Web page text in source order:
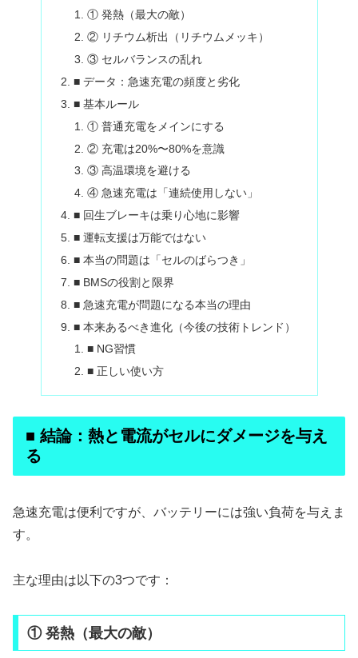
① 発熱（最大の敵）
② リチウム析出（リチウムメッキ）
③ セルバランスの乱れ
■ データ：急速充電の頻度と劣化
■ 基本ルール
① 普通充電をメインにする
② 充電は20%〜80%を意識
③ 高温環境を避ける
④ 急速充電は「連続使用しない」
■ 回生ブレーキは乗り心地に影響
■ 運転支援は万能ではない
■ 本当の問題は「セルのばらつき」
■ BMSの役割と限界
■ 急速充電が問題になる本当の理由
■ 本来あるべき進化（今後の技術トレンド）
■ NG習慣
■ 正しい使い方
■ 結論：熱と電流がセルにダメージを与え
る
急速充電は便利ですが、バッテリーには強い負荷を与えま
す。
主な理由は以下の3つです：
① 発熱（最大の敵）